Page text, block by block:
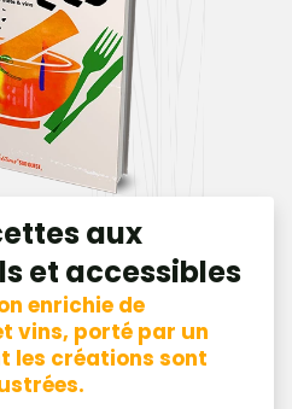
aux
et accessibles
enrichie de
vins, porté par un
les créations sont